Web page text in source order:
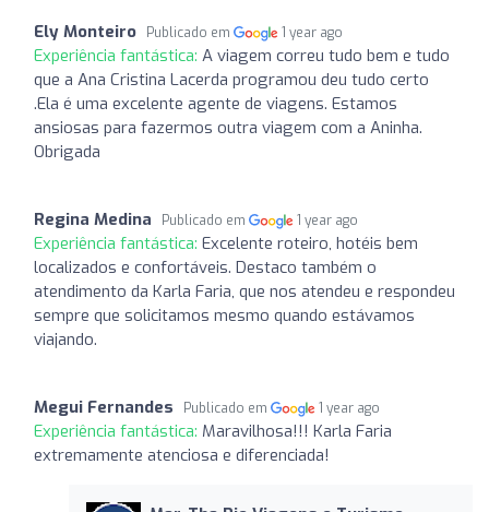
Ely Monteiro Publicado em 1 year ago
Experiência fantástica: A viagem correu tudo bem e tudo
que a Ana Cristina Lacerda programou deu tudo certo
.Ela é uma excelente agente de viagens. Estamos
ansiosas para fazermos outra viagem com a Aninha.
Obrigada
Regina Medina Publicado em 1 year ago
Experiência fantástica: Excelente roteiro, hotéis bem
localizados e confortáveis. Destaco também o
atendimento da Karla Faria, que nos atendeu e respondeu
sempre que solicitamos mesmo quando estávamos
viajando.
Megui Fernandes Publicado em 1 year ago
Experiência fantástica: Maravilhosa!!! Karla Faria
extremamente atenciosa e diferenciada!